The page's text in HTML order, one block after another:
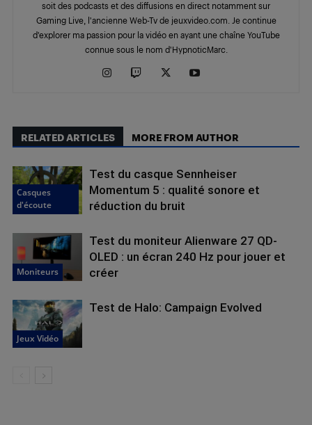
soit des podcasts et des diffusions en direct notamment sur
Gaming Live, l'ancienne Web-Tv de jeuxvideo.com. Je continue
d'explorer ma passion pour la vidéo en ayant une chaîne YouTube
connue sous le nom d'HypnoticMarc.
RELATED ARTICLES MORE FROM AUTHOR
Casques
d'écoute
Test du casque Sennheiser
Momentum 5 : qualité sonore et
réduction du bruit
Moniteurs
Test du moniteur Alienware 27 QD-
OLED : un écran 240 Hz pour jouer et
créer
Jeux Vidéo
Test de Halo: Campaign Evolved